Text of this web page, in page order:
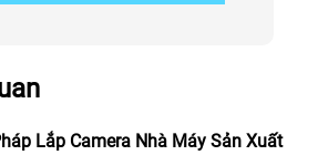
Lắp Camera Nhà Máy Sản Xuất